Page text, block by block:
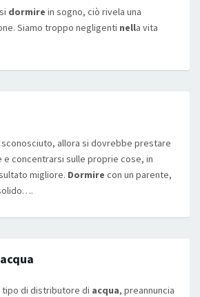
dormire in sogno, ciò rivela una
Siamo troppo negligenti nella vita
sconosciuto, allora si dovrebbe prestare
concentrarsi sulle proprie cose, in
migliore. Dormire con un parente,
tipo di distributore di acqua, preannuncia